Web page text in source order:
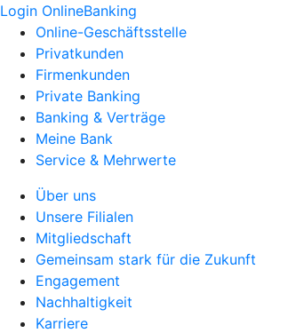
Login OnlineBanking
Online-Geschäftsstelle
Privatkunden
Firmenkunden
Private Banking
Banking & Verträge
Meine Bank
Service & Mehrwerte
Über uns
Unsere Filialen
Mitgliedschaft
Gemeinsam stark für die Zukunft
Engagement
Nachhaltigkeit
Karriere